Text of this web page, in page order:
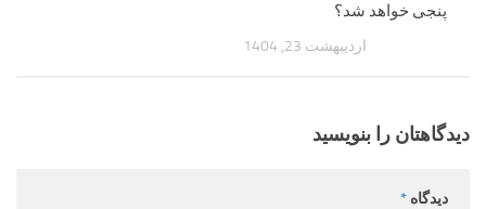
پنجی خواهد شد؟
اردیبهشت 23, 1404
دیدگاهتان را بنویسید
دیدگاه *